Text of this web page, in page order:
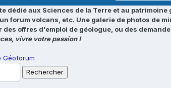
dédié aux Sciences de la Terre et au
volcans, etc. Une galerie de photos de
offres d'emploi de géologue, ou des
vivre votre passion !
Géoforum